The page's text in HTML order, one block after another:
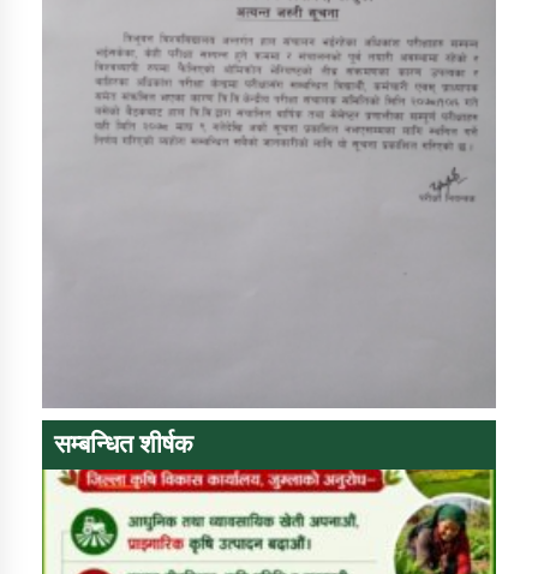
कर्णाली प्राविधि शिक्षालय जुम्लाको सुचना
सन्देश
तातोपानी गाउँपालिका जुम्लाको बालविवाह सन्देश
तातोपानी गाउँपालिका जुम्लाको सूचना
सम्बन्धित शीर्षक